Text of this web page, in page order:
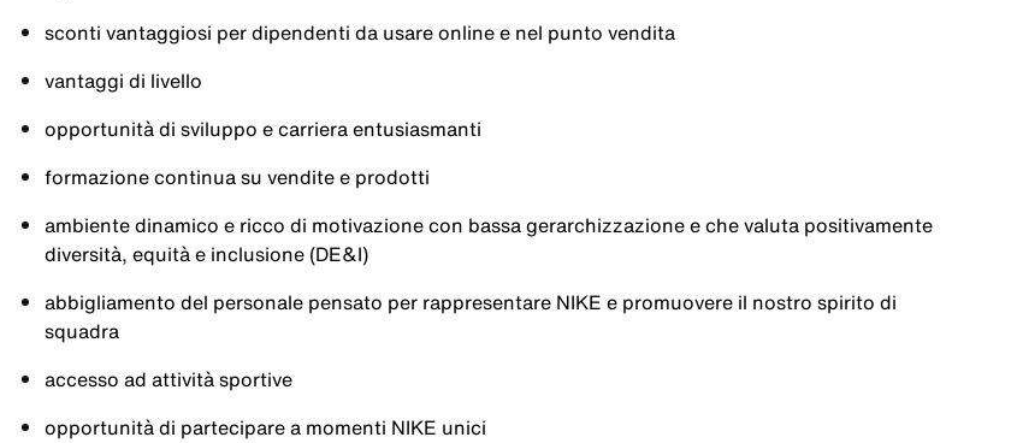
sconti vantaggiosi per dipendenti da usare online e nel punto vendita
vantaggi di livello
opportunità di sviluppo e carriera entusiasmanti
formazione continua su vendite e prodotti
ambiente dinamico e ricco di motivazione con bassa gerarchizzazione e che valuta positivamente
diversità, equità e inclusione (DE&I)
abbigliamento del personale pensato per rappresentare NIKE e promuovere il nostro spirito di
squadra
accesso ad attività sportive
opportunità di partecipare a momenti NIKE unici